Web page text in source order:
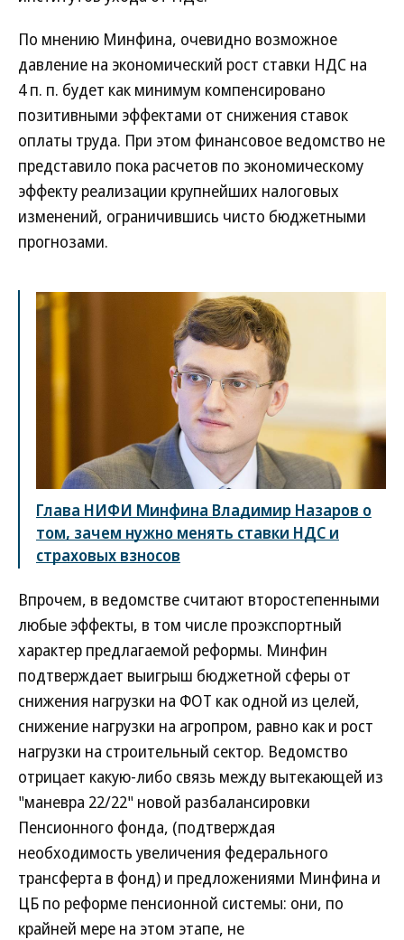
По мнению Минфина, очевидно возможное
давление на экономический рост ставки НДС на
4 п. п. будет как минимум компенсировано
позитивными эффектами от снижения ставок
оплаты труда. При этом финансовое ведомство не
представило пока расчетов по экономическому
эффекту реализации крупнейших налоговых
изменений, ограничившись чисто бюджетными
прогнозами.
Глава НИФИ Минфина Владимир Назаров о
том, зачем нужно менять ставки НДС и
страховых взносов
Впрочем, в ведомстве считают второстепенными
любые эффекты, в том числе проэкспортный
характер предлагаемой реформы. Минфин
подтверждает выигрыш бюджетной сферы от
снижения нагрузки на ФОТ как одной из целей,
снижение нагрузки на агропром, равно как и рост
нагрузки на строительный сектор. Ведомство
отрицает какую-либо связь между вытекающей из
"маневра 22/22" новой разбалансировки
Пенсионного фонда, (подтверждая
необходимость увеличения федерального
трансферта в фонд) и предложениями Минфина и
ЦБ по реформе пенсионной системы: они, по
крайней мере на этом этапе, не